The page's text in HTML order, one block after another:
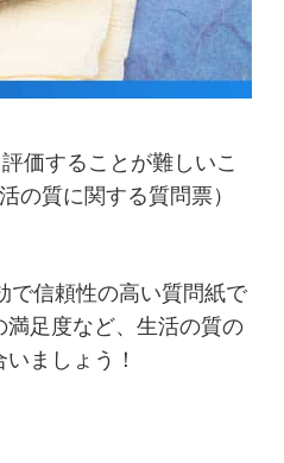
価することが難しいこ
の質に関する質問票）
で信頼性の高い質問紙で
足度など、生活の質の
ましょう！